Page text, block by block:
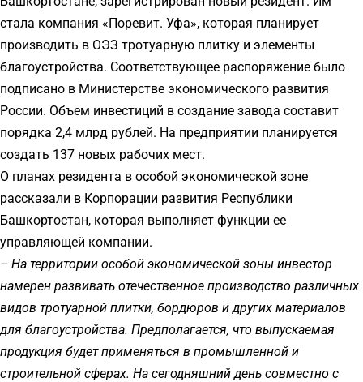
стала компания «Поревит. Уфа», которая планирует
производить в ОЭЗ тротуарную плитку и элементы
благоустройства. Соответствующее распоряжение было
подписано в Министерстве экономического развития
России. Объем инвестиций в создание завода составит
порядка 2,4 млрд рублей. На предприятии планируется
создать 137 новых рабочих мест.
О планах резидента в особой экономической зоне
рассказали в Корпорации развития Республики
Башкортостан, которая выполняет функции ее
управляющей компании.
– На территории особой экономической зоны инвестор
намерен развивать отечественное производство различных
видов тротуарной плитки, бордюров и других материалов
для благоустройства. Предполагается, что выпускаемая
продукция будет применяться в промышленной и
строительной сферах. На сегодняшний день совместно с